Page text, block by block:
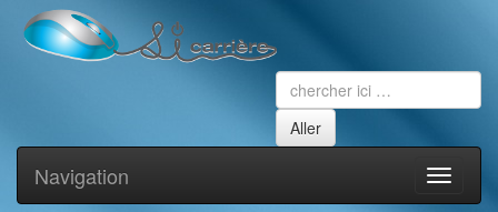
Toggle
Navigation